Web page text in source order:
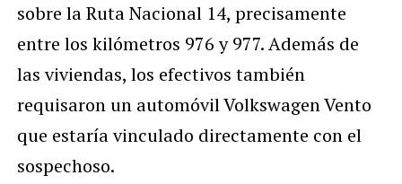
sobre la Ruta Nacional 14, precisamente
entre los kilómetros 976 y 977. Además de
las viviendas, los efectivos también
requisaron un automóvil Volkswagen Vento
que estaría vinculado directamente con el
sospechoso.